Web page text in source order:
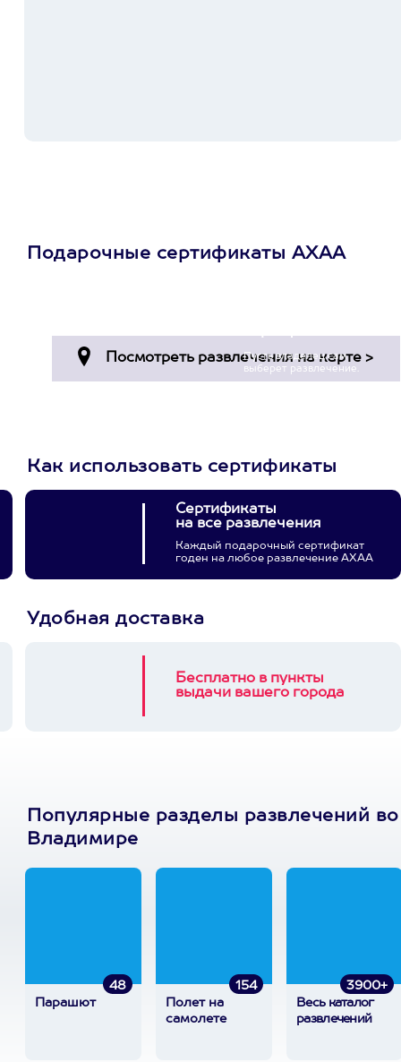
Подарочные сертификаты АХАА
Пусть владелец сам
выберет развлечение.
Как использовать сертификаты
Сертификаты
на все развлечения
Каждый подарочный сертификат
годен на любое развлечение АХАА
Удобная доставка
Бесплатно в пункты
выдачи вашего города
Популярные разделы развлечений во
Владимире
48
Парашют
154
Полет на
самолете
3900+
Весь каталог
развлечений